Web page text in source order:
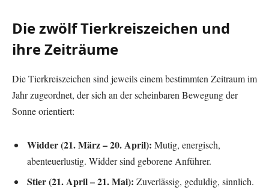
Die zwölf Tierkreiszeichen und
ihre Zeiträume
Die Tierkreiszeichen sind jeweils einem bestimmten Zeitraum im
Jahr zugeordnet, der sich an der scheinbaren Bewegung der
Sonne orientiert:
Widder (21. März – 20. April): Mutig, energisch,
abenteuerlustig. Widder sind geborene Anführer.
Stier (21. April – 21. Mai): Zuverlässig, geduldig, sinnlich.